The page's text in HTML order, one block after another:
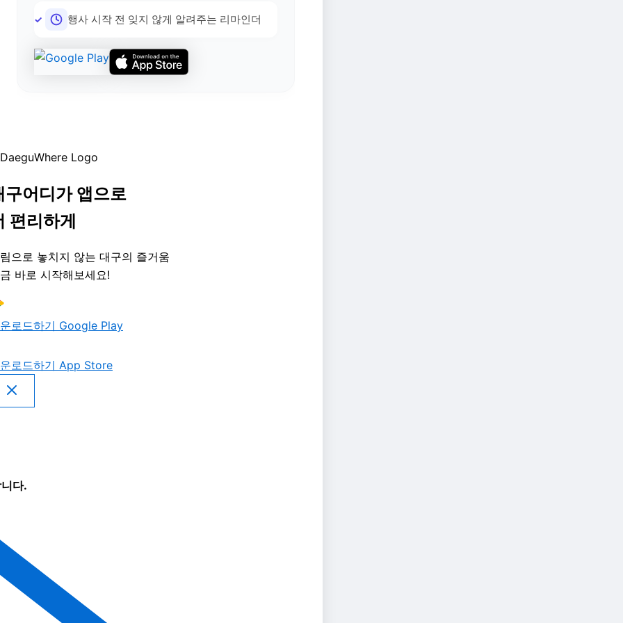
행사 시작 전 잊지 않게 알려주는 리마인더
구어디가 앱으로
편리하게
으로 놓치지 않는 대구의 즐거움
바로 시작해보세요!
로드하기 Google Play
로드하기 App Store
다.